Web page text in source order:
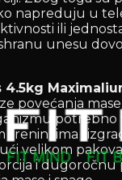
napreduju u
ili
unesu
4.5kg
povećanja
potrebno
treninzima i
velikom
i dugoročnu